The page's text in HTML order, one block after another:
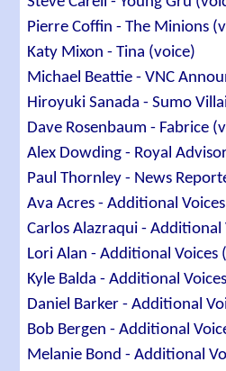
Pierre Coffin - The Minions
Katy Mixon - Tina (voice)
Michael Beattie - VNC
Hiroyuki Sanada - Sumo
Dave Rosenbaum - Fabrice
Alex Dowding - Royal
Paul Thornley - News
Ava Acres - Additional
Carlos Alazraqui - Additional
Lori Alan - Additional Voices
Kyle Balda - Additional
Daniel Barker - Additional
Bob Bergen - Additional
Melanie Bond - Additional